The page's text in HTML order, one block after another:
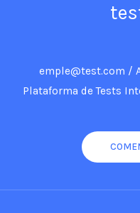
emple@test.com /
Plataforma de Tests